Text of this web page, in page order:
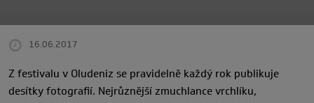
16.06.2017
Z festivalu v Oludeniz se pravidelně každý rok publikuje
desítky fotografií. Nejrůznější zmuchlance vrchlíku,